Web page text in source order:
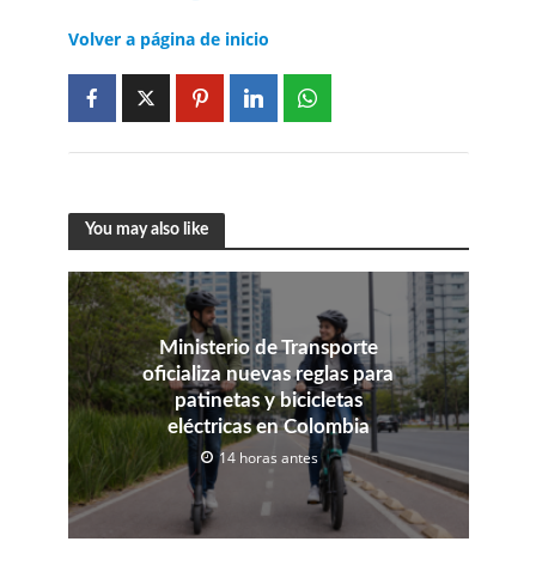
Volver a página de inicio
You may also like
Ministerio de Transporte
oficializa nuevas reglas para
patinetas y bicicletas
eléctricas en Colombia
14 horas antes